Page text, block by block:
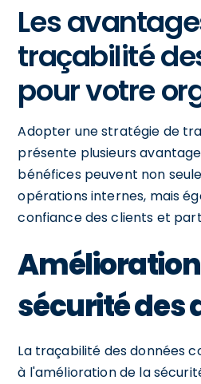
Les
traçabilité
pour votre
Adopter une stratégie de
présente plusieurs
bénéfices peuvent non
opérations internes, mais
confiance des clients et
sécurité des
La traçabilité des données
à l'amélioration de la